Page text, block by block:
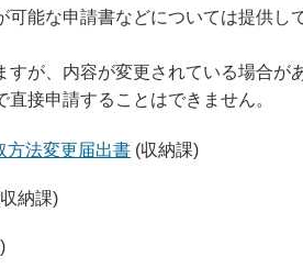
可能な申請書などについては提供
すが、内容が変更されている場合
接申請することはできません。
方法変更届出書 (収納課)
納課)